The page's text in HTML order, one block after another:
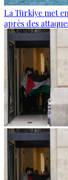
La Türkiye met
après des